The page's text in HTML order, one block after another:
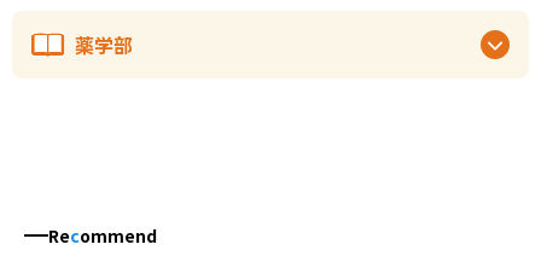
薬学部
Recommend